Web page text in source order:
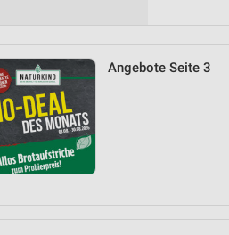
Angebote Seite 3